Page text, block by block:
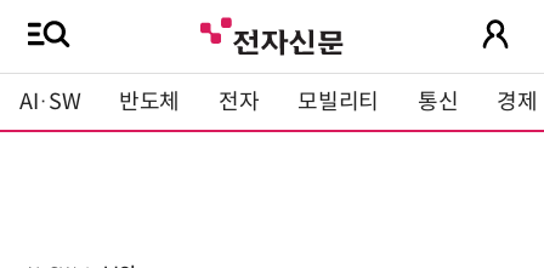
AI·SW 반도체 전자 모빌리티 통신 경제